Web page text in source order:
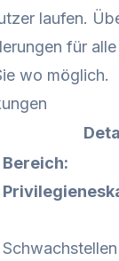
laufen.
für
wo möglich.
Bereich: